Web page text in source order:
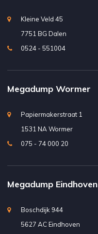
Kleine Veld 45
7751 BG Dalen
0524 - 551004
Megadump Wormer
Papiermakerstraat 1
1531 NA Wormer
075 - 74 000 20
Megadump Eindhoven
Boschdijk 944
5627 AC Eindhoven